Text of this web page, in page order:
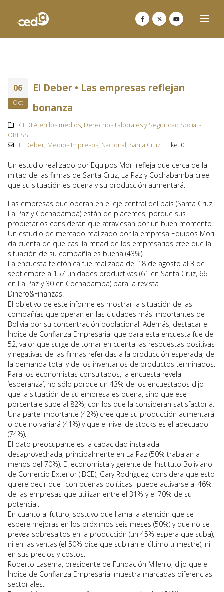
06
Oct
El Deber • Las empresas reflejan
bonanza
CEDLA en los medios, Derechos Laborales y Seguridad Social -
OBESS
El Deber, Medios Impresos, Nacional, Santa Cruz Like: 0
Un estudio realizado por Equipos Mori refleja que cerca de la
mitad de las firmas de Santa Cruz, La Paz y Cochabamba cree
que su situación es buena y su producción aumentará.
Las empresas que operan en el eje central del país (Santa Cruz,
La Paz y Cochabamba) están de plácemes, porque sus
propietarios consideran que atraviesan por un buen momento.
Un estudio de mercado realizado por la empresa Equipos Mori
da cuenta de que casi la mitad de los empresarios cree que la
situación de su compañía es buena (43%).
La encuesta telefónica fue realizada del 18 de agosto al 3 de
septiembre a 157 unidades productivas (61 en Santa Cruz, 66
en La Paz y 30 en Cochabamba) para la revista
Dinero&Finanzas.
El objetivo de este informe es mostrar la situación de las
compañías que operan en las ciudades más importantes de
Bolivia por su concentración poblacional. Además, destacar el
Índice de Confianza Empresarial que para esta encuesta fue de
52, valor que surge de tomar en cuenta las respuestas positivas
y negativas de las firmas referidas a la producción esperada, de
la demanda total y de los inventarios de productos terminados.
Para los economistas consultados, la encuesta revela
‘esperanza’, no sólo porque un 43% de los encuestados dijo
que la situación de su empresa es buena, sino que ese
porcentaje sube al 82%, con los que la consideran satisfactoria.
Una parte importante (42%) cree que su producción aumentará
o que no variará (41%) y que el nivel de stocks es el adecuado
(74%).
El dato preocupante es la capacidad instalada
desaprovechada, principalmente en La Paz (50% trabajan a
menos del 70%). El economista y gerente del Instituto Boliviano
de Comercio Exterior (IBCE), Gary Rodríguez, considera que esto
quiere decir que -con buenas políticas- puede activarse al 46%
de las empresas que utilizan entre el 31% y el 70% de su
potencial.
En cuanto al futuro, sostuvo que llama la atención que se
espere mejoras en los próximos seis meses (50%) y que no se
prevea sobresaltos en la producción (un 45% espera que suba),
ni en las ventas (el 50% dice que subirán el último trimestre), ni
en sus precios y costos.
Roberto Laserna, presidente de Fundación Milenio, dijo que el
Índice de Confianza Empresarial muestra marcadas diferencias
sectoriales.